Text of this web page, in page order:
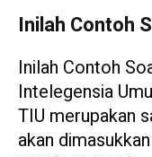
Inilah Contoh
Inilah Contoh
Intelegensia
TIU merupakan
akan